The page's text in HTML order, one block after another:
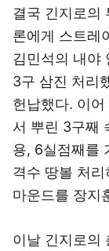
결국 긴지로의
론에게 스트레
김민석의 내야
3구 삼진 처리
헌납했다. 이
서 뿌린 3구째
용, 6실점째를
격수 땅볼 처
마운드를 장지
이날 긴지로의